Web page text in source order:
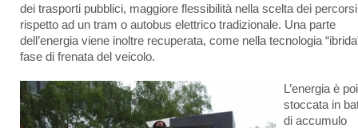
dei trasporti pubblici, maggiore flessibilità nella scelta dei percorsi
rispetto ad un tram o autobus elettrico tradizionale. Una parte
dell’energia viene inoltre recuperata, come nella tecnologia
fase di frenata del veicolo.
L’energia è poi
stoccata in
di accumulo